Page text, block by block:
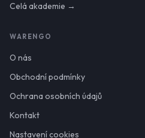
Celá akademie →
WARENGO
O nás
Obchodní podmínky
Ochrana osobních údajů
Kontakt
Nastavení cookies